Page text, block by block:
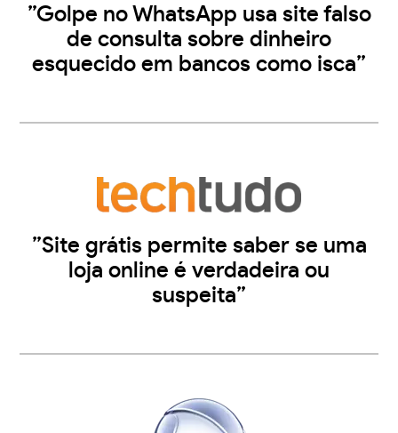
”Golpe no WhatsApp usa site falso
de consulta sobre dinheiro
esquecido em bancos como isca”
”Site grátis permite saber se uma
loja online é verdadeira ou
suspeita”